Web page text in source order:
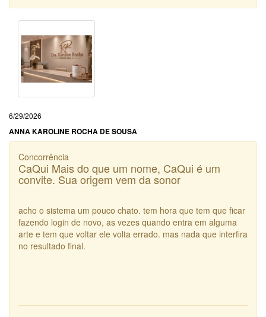
6/29/2026
ANNA KAROLINE ROCHA DE SOUSA
Concorrência
CaQui Mais do que um nome, CaQui é um
convite. Sua origem vem da sonor
acho o sistema um pouco chato. tem hora que tem que ficar
fazendo login de novo, as vezes quando entra em alguma
arte e tem que voltar ele volta errado. mas nada que interfira
no resultado final.